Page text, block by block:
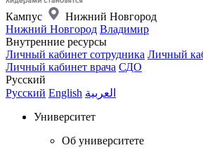
Кампус
Нижний Новгород
Нижний Новгород Владимир
Внутренние ресурсы
Личный кабинет сотрудника Личный
Личный кабинет врача СДО
Русский
Русский English العربية
Университет
Об университете